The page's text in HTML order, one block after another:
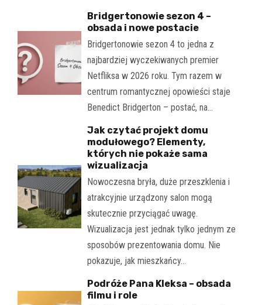
Bridgertonowie sezon 4 –
obsada i nowe postacie
Bridgertonowie sezon 4 to jedna z
najbardziej wyczekiwanych premier
Netfliksa w 2026 roku. Tym razem w
centrum romantycznej opowieści staje
Benedict Bridgerton – postać, na…
Jak czytać projekt domu
modułowego? Elementy,
których nie pokaże sama
wizualizacja
Nowoczesna bryła, duże przeszklenia i
atrakcyjnie urządzony salon mogą
skutecznie przyciągać uwagę.
Wizualizacja jest jednak tylko jednym ze
sposobów prezentowania domu. Nie
pokazuje, jak mieszkańcy…
Podróże Pana Kleksa – obsada
filmu i role